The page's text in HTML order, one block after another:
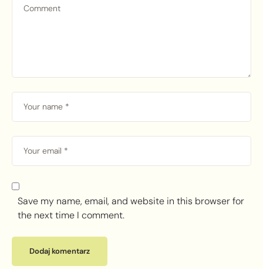
Save my name, email, and website in this browser for
the next time I comment.